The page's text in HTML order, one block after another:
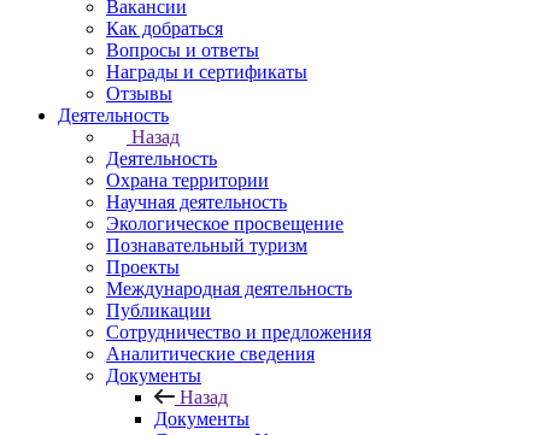
Вакансии
Как добраться
Вопросы и ответы
Награды и сертификаты
Отзывы
Деятельность
Назад
Деятельность
Охрана территории
Научная деятельность
Экологическое просвещение
Познавательный туризм
Проекты
Международная деятельность
Публикации
Сотрудничество и предложения
Аналитические сведения
Документы
Назад
Документы